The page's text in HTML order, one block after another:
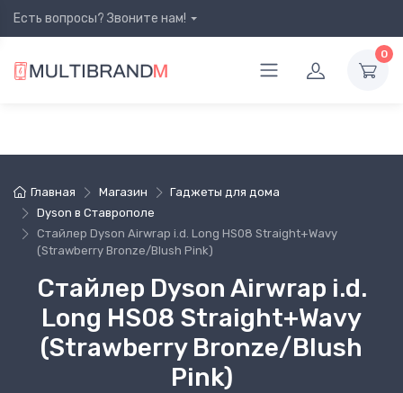
Есть вопросы? Звоните нам!
0
Главная Магазин
Гаджеты для дома
Dyson в Ставрополе
Стайлер Dyson Airwrap i.d. Long HS08 Straight+Wavy
(Strawberry Bronze/Blush Pink)
Стайлер Dyson Airwrap i.d.
Long HS08 Straight+Wavy
(Strawberry Bronze/Blush
Pink)